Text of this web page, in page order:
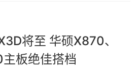
将至 华硕X870、
板绝佳搭档